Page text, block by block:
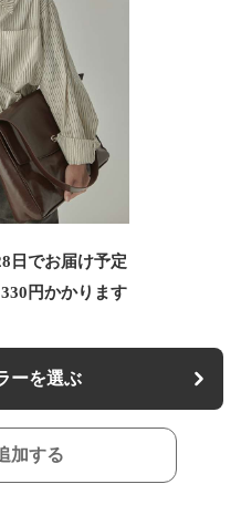
日でお届け予定
330 円かかります
ーを選ぶ
加する